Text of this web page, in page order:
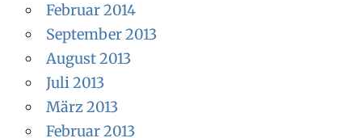
Februar 2014
September 2013
August 2013
Juli 2013
März 2013
Februar 2013